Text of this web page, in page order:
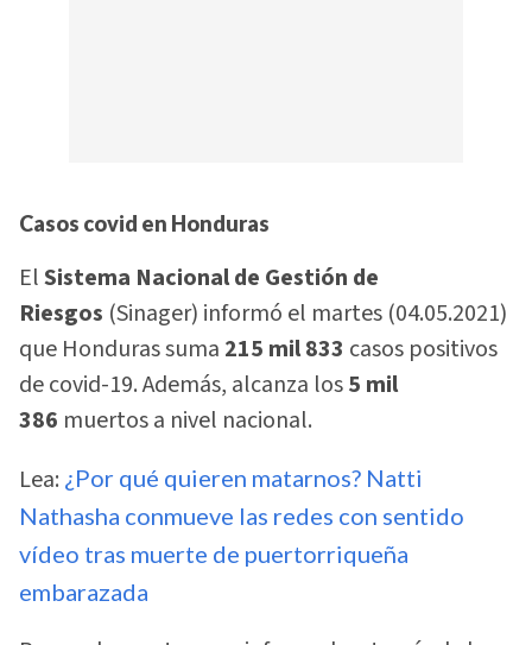
Casos covid en Honduras
ElSistema Nacional de Gestión de
Riesgos (Sinager) informó el martes (04.05.2021)
que Honduras suma 215 mil 833 casos positivos
de covid-19. Además, alcanza los5 mil
386 muertos a nivel nacional.
Lea: ¿Por qué quieren matarnos? Natti
Nathasha conmueve las redes con sentido
vídeo tras muerte de puertorriqueña
embarazada